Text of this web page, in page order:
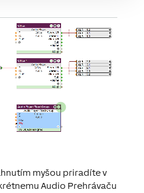
myšou priradíte v
Audio Prehrávaču